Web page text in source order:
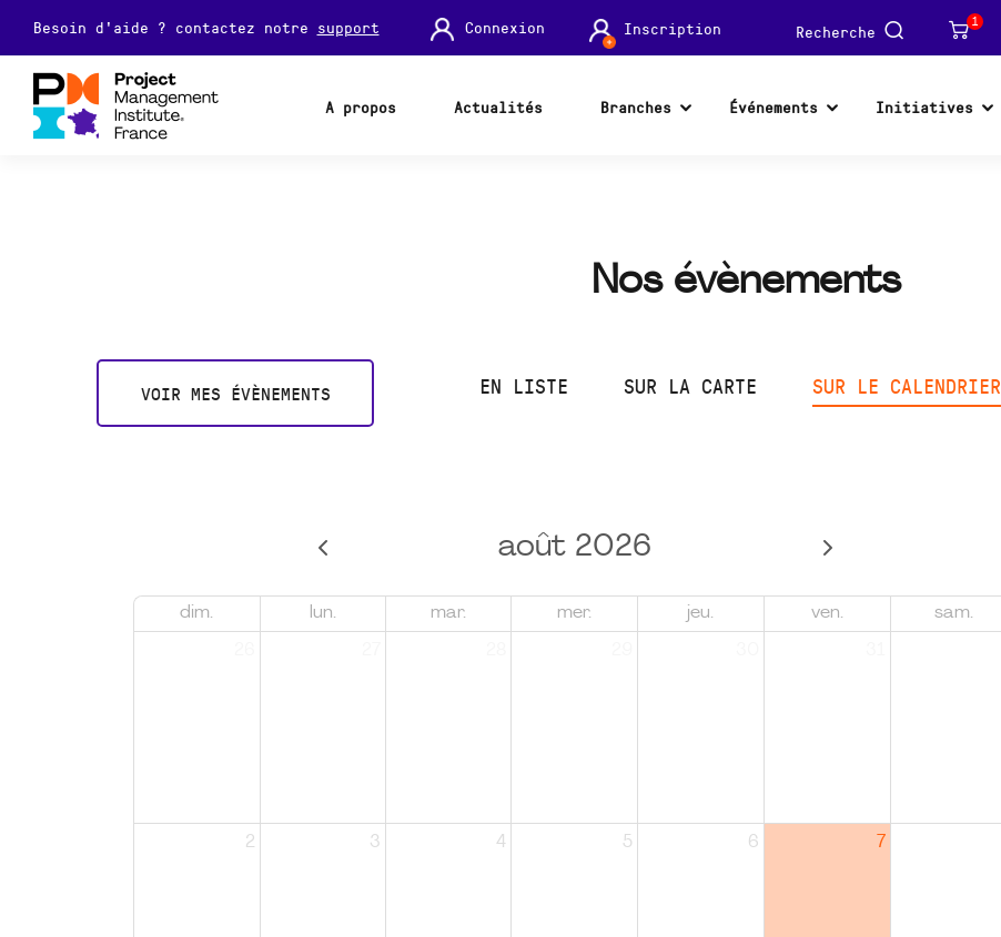
Besoin d'aide ? contactez notre support Connexion Inscription Recherche 1
A propos Actualités Branches Événements Initiatives
Nos évènements
VOIR MES ÉVÈNEMENTS EN LISTE SUR LA CARTE SUR LE CALENDRIER
août 2026
dim. lun. mar. mer. jeu. ven. sam.
2 3 4 5 6 7